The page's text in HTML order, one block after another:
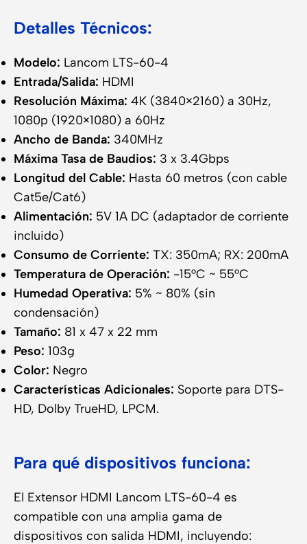
Detalles Técnicos:
Modelo: Lancom LTS-60-4
Entrada/Salida: HDMI
Resolución Máxima: 4K (3840×2160) a 30Hz,
1080p (1920×1080) a 60Hz
Ancho de Banda: 340MHz
Máxima Tasa de Baudios: 3 x 3.4Gbps
Longitud del Cable: Hasta 60 metros (con cable
Cat5e/Cat6)
Alimentación: 5V 1A DC (adaptador de corriente
incluido)
Consumo de Corriente: TX: 350mA; RX: 200mA
Temperatura de Operación: -15°C ~ 55°C
Humedad Operativa: 5% ~ 80% (sin
condensación)
Tamaño: 81 x 47 x 22 mm
Peso: 103g
Color: Negro
Características Adicionales: Soporte para DTS-
HD, Dolby TrueHD, LPCM.
Para qué dispositivos funciona:
El Extensor HDMI Lancom LTS-60-4 es
compatible con una amplia gama de
dispositivos con salida HDMI, incluyendo: